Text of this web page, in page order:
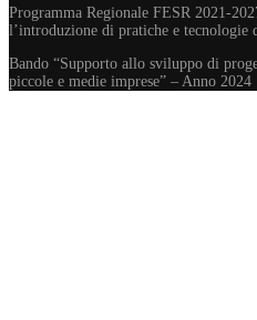
Programma Regionale FESR 2021-
l’introduzione di pratiche e tecnologie
Bando “Supporto allo sviluppo di
piccole e medie imprese” – Anno 2024